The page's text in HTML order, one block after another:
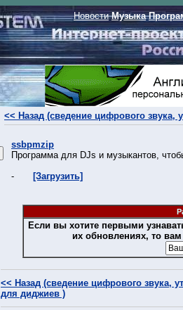
Новости Музыка
<< Назад (сведение цифрового звука,
ssbpmzip
Программа для DJs и музыкантов,
-
[Загрузить]
Если вы хотите первыми
их обновлениях, то
<< Назад (сведение цифрового звука,
для диджиев )